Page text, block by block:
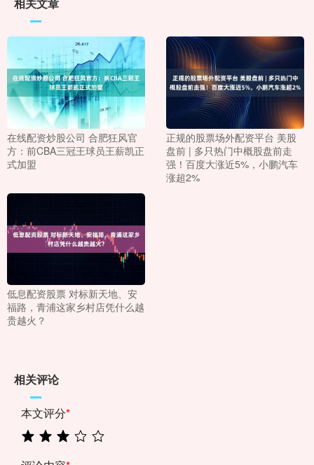
相关文章
在线配资炒股公司 合肥狂风官
方：前CBA三冠王球员王薪凯正
式加盟
正规的股票场外配资平台 美股
盘前 | 多只热门中概股盘前走
强！百度大涨近5%，小鹏汽车
涨超2%
低息配资股票 对标新天地、安
福路，青浦这家乡村店凭什么越
贵越火？
相关评论
本文评分*